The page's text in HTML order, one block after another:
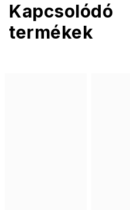
Kapcsolódó
termékek